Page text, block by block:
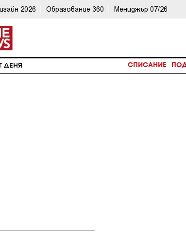
2026 Образование 360 Мениджър 07/26
ДЕНЯ СПИСАНИЕ